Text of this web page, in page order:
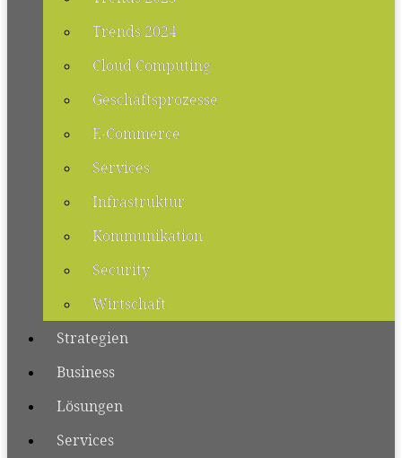
Trends 2024
Cloud Computing
Geschäftsprozesse
E-Commerce
Services
Infrastruktur
Kommunikation
Security
Wirtschaft
Strategien
Business
Lösungen
Services